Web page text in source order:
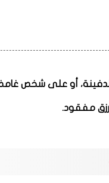
الدفينة، أو على شخص
رزق مفقود.